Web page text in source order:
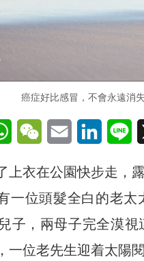
癌症好比感冒，不會永遠消
WhatsAppWeChatEmail LinkedIn
上衣在公園快步走，
一位頭髮全白的老
子，兩母子完全漠
一位老先生迎着太陽